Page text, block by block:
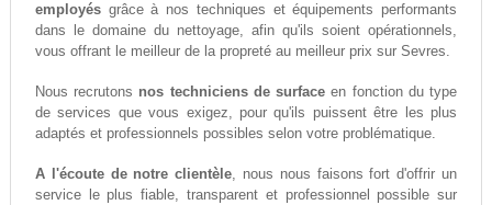
employésgrâce à nos techniques et équipements performants
dans le domaine du nettoyage, afin qu'ils soient opérationnels,
vous offrant le meilleur de la propreté au meilleur prix sur Sevres.
Nous recrutons nos techniciens de surface en fonction du type
de services que vous exigez, pour qu'ils puissent être les plus
adaptés et professionnels possibles selon votre problématique.
A l'écoute de notre clientèle, nous nous faisons fort d'offrir un
service le plus fiable, transparent et professionnel possible sur